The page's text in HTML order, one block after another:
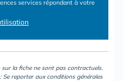
services répondant à votre
la fiche ne sont pas contractuels.
Se reporter aux conditions générales